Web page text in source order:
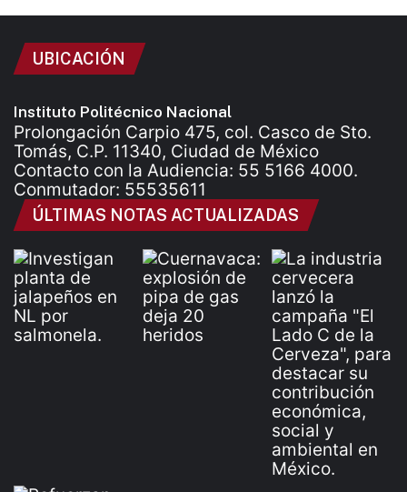
UBICACIÓN
Instituto Politécnico Nacional
Prolongación Carpio 475, col. Casco de Sto.
Tomás, C.P. 11340, Ciudad de México
Contacto con la Audiencia: 55 5166 4000.
Conmutador: 55535611
ÚLTIMAS NOTAS ACTUALIZADAS